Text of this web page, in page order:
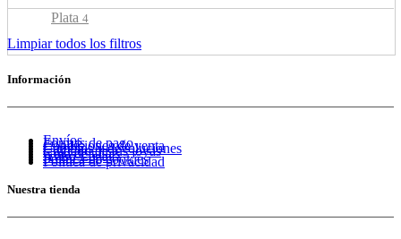
Plata 4
Limpiar todos los filtros
Información
Envíos
Formas de pago
Condiciones de venta
Cambios y devoluciones
Cuidado de tus joyas
Guía de tallas
Aviso Legal
Política de cookies
Política de privacidad
Nuestra tienda